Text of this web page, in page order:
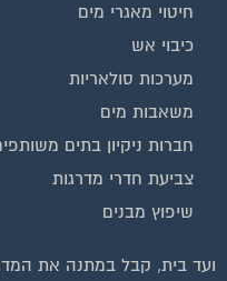
חיטוי מאגרי מים
כיבוי אש
מערכות סולאריות
משאבות מים
חברות ניקיון בתים משותפים
צביעת חדרי מדרגות
שיפוץ מבנים
ועד בית, קבל במתנה את